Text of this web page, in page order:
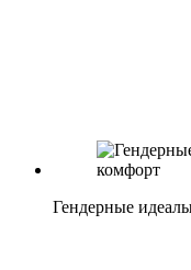
Гендерные